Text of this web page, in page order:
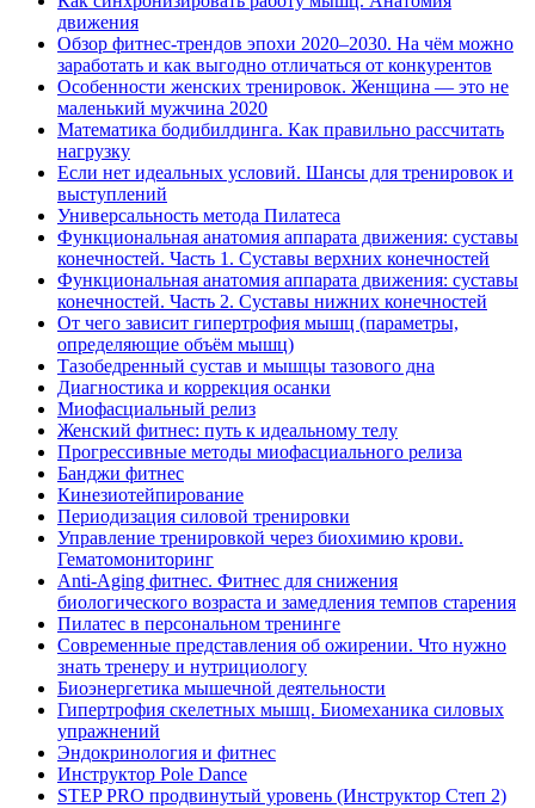
движения
Обзор фитнес-трендов эпохи 2020–2030. На чём можно
заработать и как выгодно отличаться от конкурентов
Особенности женских тренировок. Женщина — это не
маленький мужчина 2020
Математика бодибилдинга. Как правильно рассчитать
нагрузку
Если нет идеальных условий. Шансы для тренировок и
выступлений
Универсальность метода Пилатеса
Функциональная анатомия аппарата движения: суставы
конечностей. Часть 1. Суставы верхних конечностей
Функциональная анатомия аппарата движения: суставы
конечностей. Часть 2. Суставы нижних конечностей
От чего зависит гипертрофия мышц (параметры,
определяющие объём мышц)
Тазобедренный сустав и мышцы тазового дна
Диагностика и коррекция осанки
Миофасциальный релиз
Женский фитнес: путь к идеальному телу
Прогрессивные методы миофасциального релиза
Банджи фитнес
Кинезиотейпирование
Периодизация силовой тренировки
Управление тренировкой через биохимию крови.
Гематомониторинг
Anti-Aging фитнес. Фитнес для снижения
биологического возраста и замедления темпов старения
Пилатес в персональном тренинге
Современные представления об ожирении. Что нужно
знать тренеру и нутрициологу
Биоэнергетика мышечной деятельности
Гипертрофия скелетных мышц. Биомеханика силовых
упражнений
Эндокринология и фитнес
Инструктор Pole Dance
STEP PRO продвинутый уровень (Инструктор Степ 2)